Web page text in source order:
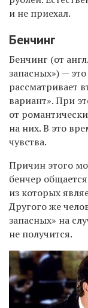
и не приехал.
Бенчинг
Бенчинг (от
запасных») —
рассматривает
вариант». При
от
на них. В это
чувства.
Причин этого
бенчер
из которых
Другого же
запасных» на
не получится.